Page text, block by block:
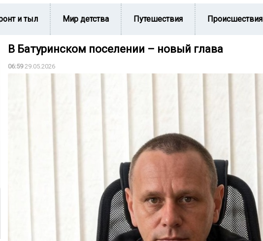
и тыл Мир детства Путешествия Происшествия
В Батуринском поселении – новый глава
06:5929.05.2026